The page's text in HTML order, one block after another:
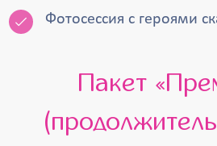
Фотосессия с героями
Пакет «Премиум»